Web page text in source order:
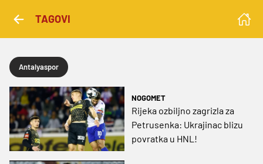
TAGOVI
Antalyaspor
NOGOMET
Rijeka ozbiljno zagrizla za
Petrusenka: Ukrajinac blizu
povratka u HNL!